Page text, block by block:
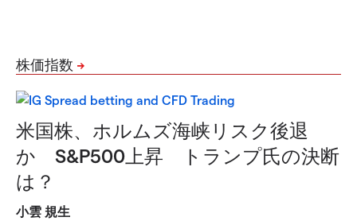
株価指数
米国株、ホルムズ海峡リスク後退
か S&P500上昇 トランプ氏の決断
は？
小雲 規生